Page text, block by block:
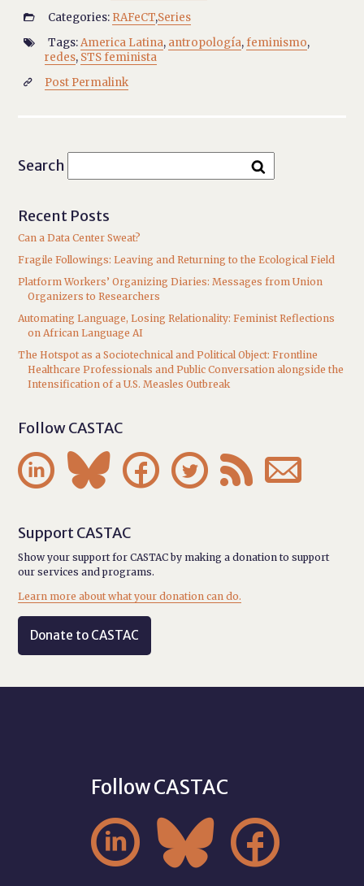
 Categories: RAFeCT,Series
 Tags:America Latina, antropología,feminismo,
redes, STS feminista
 Post Permalink
Search
Recent Posts
Can a Data Center Sweat?
Fragile Followings: Leaving and Returning to the Ecological Field
Platform Workers’ Organizing Diaries: Messages from Union
Organizers to Researchers
Automating Language, Losing Relationality: Feminist Reflections
on African Language AI
The Hotspot as a Sociotechnical and Political Object: Frontline
Healthcare Professionals and Public Conversation alongside the
Intensification of a U.S. Measles Outbreak
Follow CASTAC
     
Support CASTAC
Show your support for CASTAC by making a donation to support
our services and programs.
Learn more about what your donation can do.
Donate to CASTAC
Follow CASTAC
  